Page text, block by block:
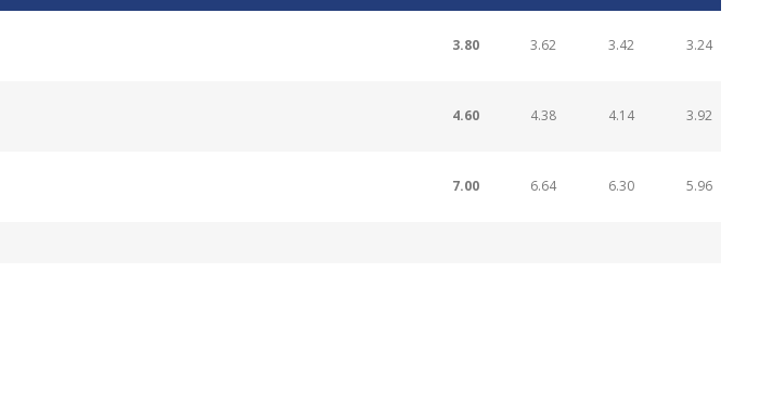
3.80 3.62 3.42 3.24
4.60 4.38 4.14 3.92
7.00 6.64 6.30 5.96